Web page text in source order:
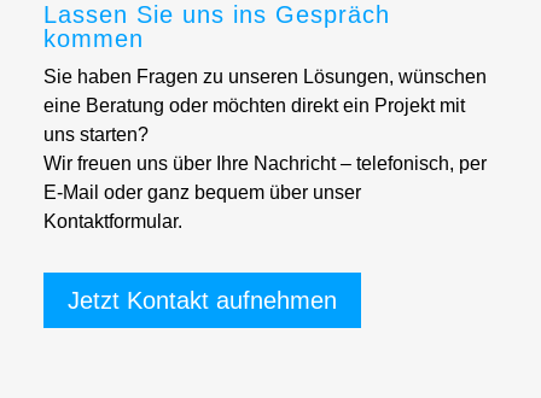
Lassen Sie uns ins Gespräch
kommen
Sie haben Fragen zu unseren Lösungen, wünschen
eine Beratung oder möchten direkt ein Projekt mit
uns starten?
Wir freuen uns über Ihre Nachricht – telefonisch, per
E-Mail oder ganz bequem über unser
Kontaktformular.
Jetzt Kontakt aufnehmen